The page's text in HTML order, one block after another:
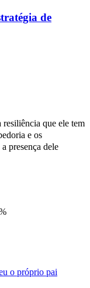
de
resiliência que ele tem
e os
presença dele